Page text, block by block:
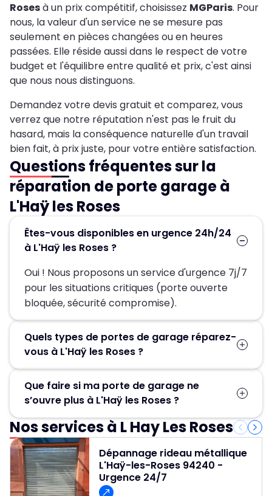
Rosesà un prix compétitif, choisissez MGParis. Pour
nous, la valeur d'un service ne se mesure pas
seulement en pièces changées ou en heures
passées. Elle réside aussi dans le respect de votre
budget et l'équilibre entre qualité et prix, c'est ainsi
que nous nous distinguons.
Demandez votre devis gratuit et comparez, vous
verrez que notre réputation n'est pas le fruit du
hasard, mais la conséquence naturelle d'un travail
bien fait, à prix juste, pour votre entière satisfaction.
Questions fréquentes sur la
réparation de porte garage à
L'Haÿ les Roses
Êtes-vous disponibles en urgence 24h/24
à L'Haÿ les Roses ?
Oui ! Nous proposons un service d'urgence 7j/7
pour les situations critiques (porte ouverte
bloquée, sécurité compromise).
Quels types de portes de garage réparez-
vous à L'Haÿ les Roses ?
garage à L'Haÿ les Roses : sectionnelles,
basculantes, enroulables, battantes,
motorisées ou manuelles, quelle que soit la
marque ou l’ancienneté.
Que faire si ma porte de garage ne
s’ouvre plus à L'Haÿ les Roses ?
Contactez-nous immédiatement au 01 84 24
42 80. Une porte de garage bloquée peut
poser un risque de sécurité ou d’accès. Nous
diagnostiquerons rapidement la panne et
procéderons à la réparation.
Nos services à L Hay Les Roses
Dépannage rideau métallique
L'Haÿ-les-Roses 94240 -
Urgence 24/7